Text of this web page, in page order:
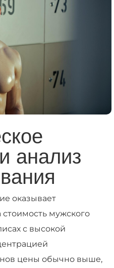
анализ
оказывает
мужского
с высокой
цены обычно выше,